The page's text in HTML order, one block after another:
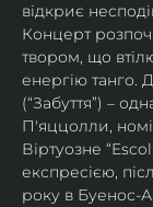
відкриє
Концерт
твором, що
енергію танго.
(“Забуття”) –
П'яццолли,
Віртуозне
експресією,
року в Буенос-